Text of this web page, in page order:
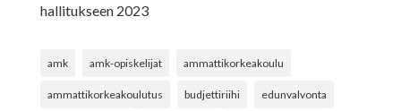
hallitukseen 2023
amk amk-opiskelijat ammattikorkeakoulu
ammattikorkeakoulutus budjettiriihi edunvalvonta